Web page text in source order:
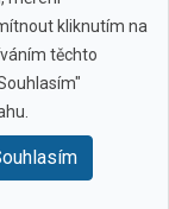
kliknutím na
těchto